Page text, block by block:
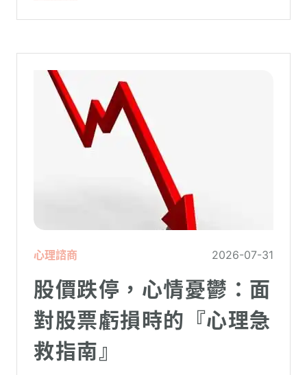
系統在長久使用之下，突然在某一次需要處
理更高層次的資料時，電腦呈現當機現象，
造成重大影響。
心理諮商 2026-07-31
股價跌停，心情憂鬱：面
對股票虧損時的『心理急
救指南』